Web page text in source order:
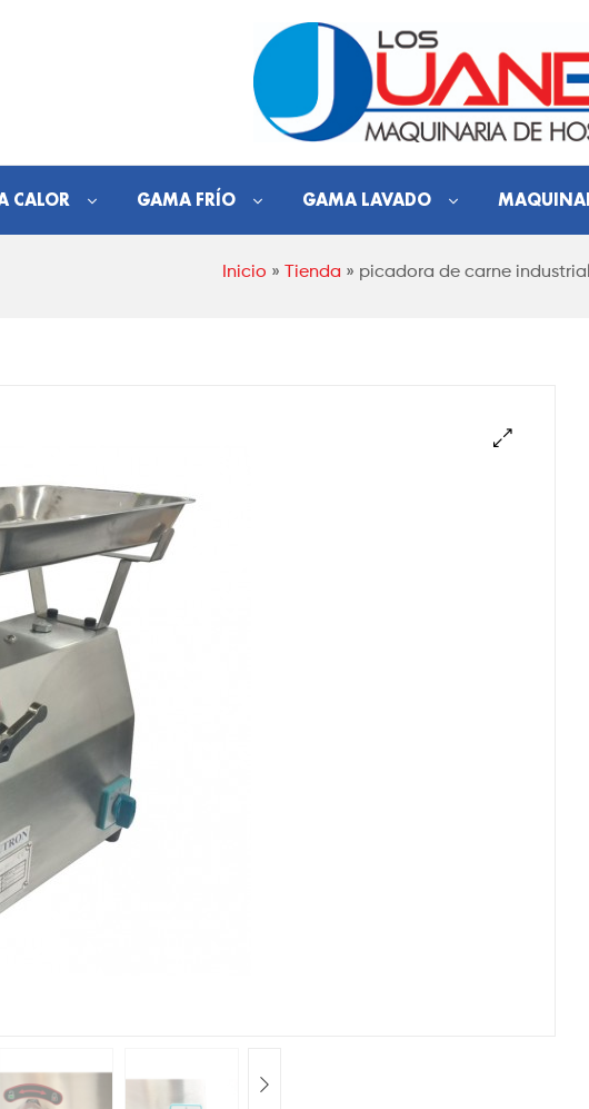
Hostelería
Los
Juanes
CALOR GAMA FRÍO GAMA LAVADO
Inicio » Tienda » picadora de carne